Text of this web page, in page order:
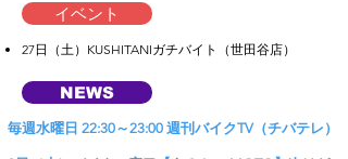
イベント
27日（土）KUSHITANIガチバイト（世田谷店）
NEWS
毎週水曜日 22:30～23:00 週刊バイクTV（チバテレ）